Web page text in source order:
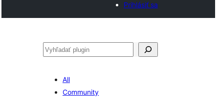
Prihlásiť sa
Hľadať
All
Community